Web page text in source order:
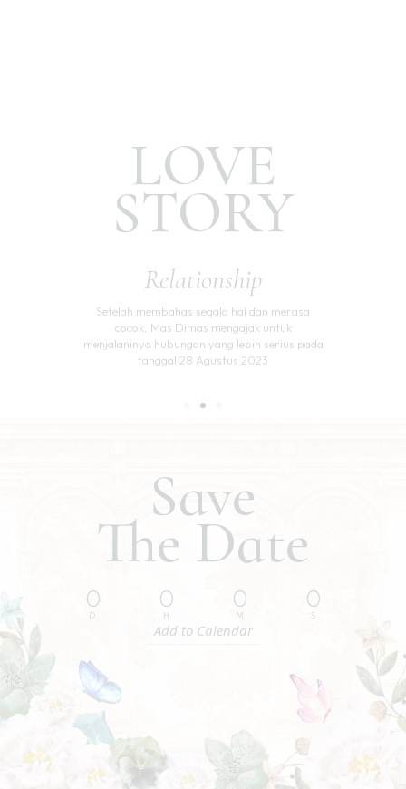
LOVE
STORY
Relationship​
Setelah membahas segala hal dan merasa
cocok, Mas Dimas mengajak untuk
menjalaninya hubungan yang lebih serius pada
tanggal 28 Agustus 2023
Save
The Date
0
D
0
H
0
M
0
S
Add to Calendar